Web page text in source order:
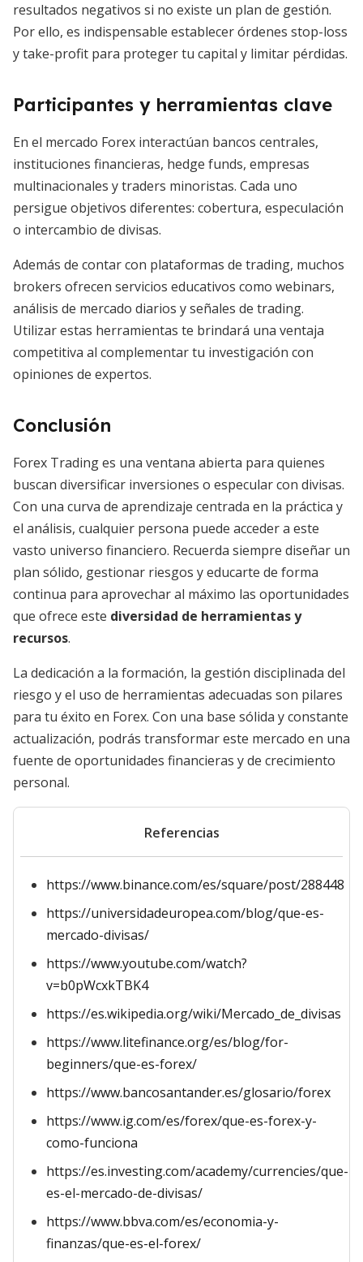
resultados negativos si no existe un plan de gestión.
Por ello, es indispensable establecer órdenes stop-loss
y take-profit para proteger tu capital y limitar pérdidas.
Participantes y herramientas clave
En el mercado Forex interactúan bancos centrales,
instituciones financieras, hedge funds, empresas
multinacionales y traders minoristas. Cada uno
persigue objetivos diferentes: cobertura, especulación
o intercambio de divisas.
Además de contar con plataformas de trading, muchos
brokers ofrecen servicios educativos como webinars,
análisis de mercado diarios y señales de trading.
Utilizar estas herramientas te brindará una ventaja
competitiva al complementar tu investigación con
opiniones de expertos.
Conclusión
Forex Trading es una ventana abierta para quienes
buscan diversificar inversiones o especular con divisas.
Con una curva de aprendizaje centrada en la práctica y
el análisis, cualquier persona puede acceder a este
vasto universo financiero. Recuerda siempre diseñar un
plan sólido, gestionar riesgos y educarte de forma
continua para aprovechar al máximo las oportunidades
que ofrece este diversidad de herramientas y
recursos.
La dedicación a la formación, la gestión disciplinada del
riesgo y el uso de herramientas adecuadas son pilares
para tu éxito en Forex. Con una base sólida y constante
actualización, podrás transformar este mercado en una
fuente de oportunidades financieras y de crecimiento
personal.
Referencias
https://www.binance.com/es/square/post/288448
https://universidadeuropea.com/blog/que-es-
mercado-divisas/
https://www.youtube.com/watch?
v=b0pWcxkTBK4
https://es.wikipedia.org/wiki/Mercado_de_divisas
https://www.litefinance.org/es/blog/for-
beginners/que-es-forex/
https://www.bancosantander.es/glosario/forex
https://www.ig.com/es/forex/que-es-forex-y-
como-funciona
https://es.investing.com/academy/currencies/que-
es-el-mercado-de-divisas/
https://www.bbva.com/es/economia-y-
finanzas/que-es-el-forex/